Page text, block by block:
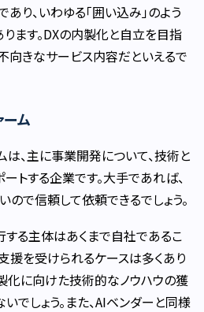
り、いわゆる「囲い込み」のよう
ます。DXの内製化と自立を目指
向きなサービス内容だといえるで
ーム
は、主に事業開発について、技術と
トする企業です。大手であれば、
で信頼して依頼できるでしょう。
する主体はあくまで自社であるこ
援を受けられるケースは多くあり
化に向けた技術的なノウハウの獲
でしょう。また、AIベンダーと同様